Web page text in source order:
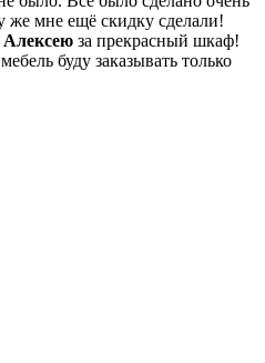
же мне ещё скидку сделали!
Алексею за прекрасный шкаф!
буду заказывать только